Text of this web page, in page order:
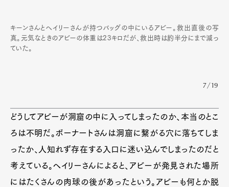
キーンさんとヘイリーさんが持つバッグの中にいるアビー。救出直後の写
真。元気なときのアビーの体重は23キロだが、救出時は約半分にまで減っ
ていた。
7/19
どうしてアビーが洞窟の中に入ってしまったのか、本当のとこ
ろは不明だ。ボーナートさんは洞窟に繋がる穴に落ちてしま
ったか、人知れず存在する入口に迷い込んでしまったのだと
考えている。ヘイリーさんによると、アビーが発見された場所
にはたくさんの肉球の後があったという。アビーも何とか脱